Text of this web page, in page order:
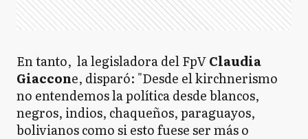
En tanto, la legisladora del FpVClaudia
Giaccone, disparó: "Desde el kirchnerismo
no entendemos la política desde blancos,
negros, indios, chaqueños, paraguayos,
bolivianos como si esto fuese ser más o